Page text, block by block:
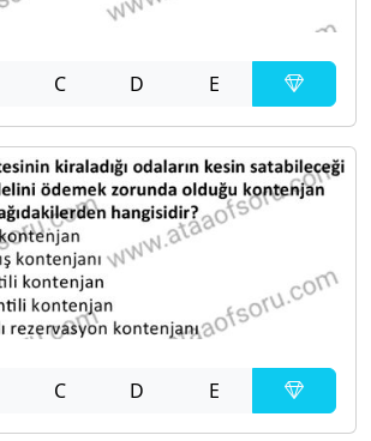
C D E
C D E